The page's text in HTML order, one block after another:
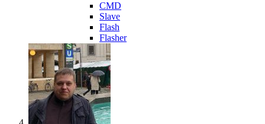
CMD
Slave
Flash
Flasher